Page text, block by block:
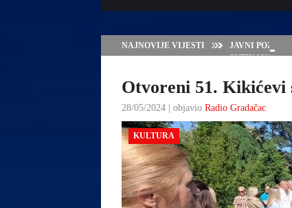
NAJNOVIJE VIJESTI
JAVNI POZIV
Otvoreni 51. Kikićevi
28/05/2024 | objavio Radio Gradačac
KULTURA